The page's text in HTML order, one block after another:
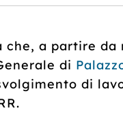
a partire da
di
di